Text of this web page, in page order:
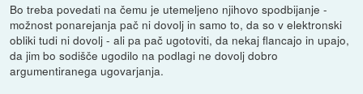
Bo treba povedati na čemu je utemeljeno njihovo spodbijanje -
možnost ponarejanja pač ni dovolj in samo to, da so v elektronski
obliki tudi ni dovolj - ali pa pač ugotoviti, da nekaj flancajo in upajo,
da jim bo sodišče ugodilo na podlagi ne dovolj dobro
argumentiranega ugovarjanja.